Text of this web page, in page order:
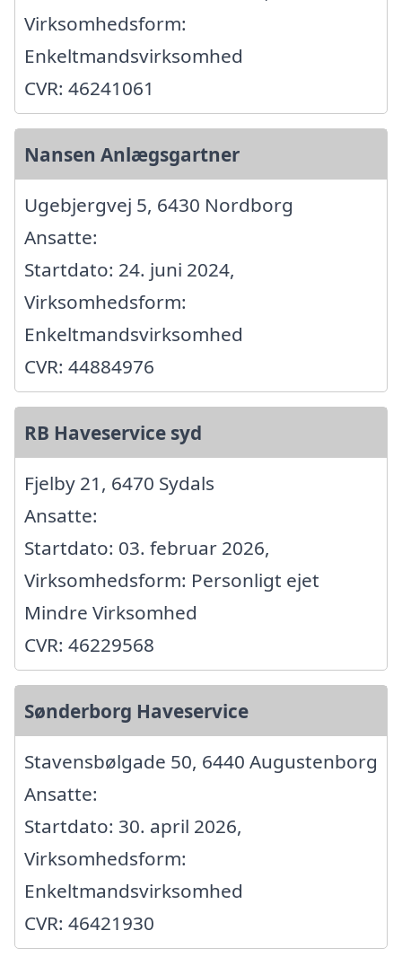
Virksomhedsform:
Enkeltmandsvirksomhed
CVR: 46241061
Nansen Anlægsgartner
Ugebjergvej 5, 6430 Nordborg
Ansatte:
Startdato: 24. juni 2024,
Virksomhedsform:
Enkeltmandsvirksomhed
CVR: 44884976
RB Haveservice syd
Fjelby 21, 6470 Sydals
Ansatte:
Startdato: 03. februar 2026,
Virksomhedsform: Personligt ejet
Mindre Virksomhed
CVR: 46229568
Sønderborg Haveservice
Stavensbølgade 50, 6440 Augustenborg
Ansatte:
Startdato: 30. april 2026,
Virksomhedsform:
Enkeltmandsvirksomhed
CVR: 46421930